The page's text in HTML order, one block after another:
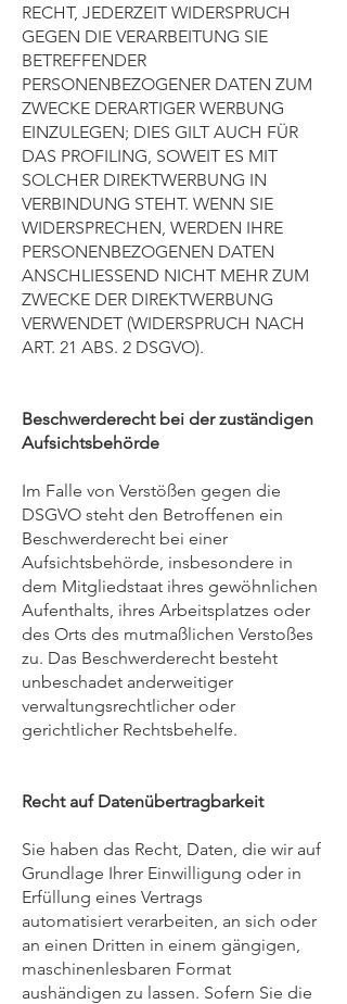
RECHT, JEDERZEIT WIDERSPRUCH
GEGEN DIE VERARBEITUNG SIE
BETREFFENDER
PERSONENBEZOGENER DATEN ZUM
ZWECKE DERARTIGER WERBUNG
EINZULEGEN; DIES GILT AUCH FÜR
DAS PROFILING, SOWEIT ES MIT
SOLCHER DIREKTWERBUNG IN
VERBINDUNG STEHT. WENN SIE
WIDERSPRECHEN, WERDEN IHRE
PERSONENBEZOGENEN DATEN
ANSCHLIESSEND NICHT MEHR ZUM
ZWECKE DER DIREKTWERBUNG
VERWENDET (WIDERSPRUCH NACH
ART. 21 ABS. 2 DSGVO).
Beschwerderecht bei der zuständigen
Aufsichtsbehörde
Im Falle von Verstößen gegen die
DSGVO steht den Betroffenen ein
Beschwerderecht bei einer
Aufsichtsbehörde, insbesondere in
dem Mitgliedstaat ihres gewöhnlichen
Aufenthalts, ihres Arbeitsplatzes oder
des Orts des mutmaßlichen Verstoßes
zu. Das Beschwerderecht besteht
unbeschadet anderweitiger
verwaltungsrechtlicher oder
gerichtlicher Rechtsbehelfe.
Recht auf Datenübertragbarkeit
Sie haben das Recht, Daten, die wir auf
Grundlage Ihrer Einwilligung oder in
Erfüllung eines Vertrags
automatisiert verarbeiten, an sich oder
an einen Dritten in einem gängigen,
maschinenlesbaren Format
aushändigen zu lassen. Sofern Sie die